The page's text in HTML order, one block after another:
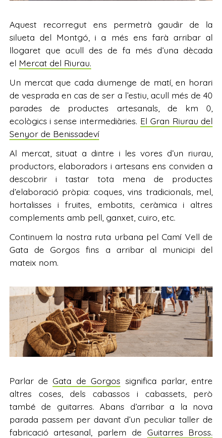
Aquest recorregut ens permetrà gaudir de la
silueta del Montgó, i a més ens farà arribar al
llogaret que acull des de fa més d’una dècada
el Mercat del Riurau.
Un mercat que cada diumenge de matí, en horari
de vesprada en cas de ser a l’estiu, acull més de 40
parades de productes artesanals, de km 0,
ecològics i sense intermediàries. El Gran Riurau del
Senyor de Benissadeví
Al mercat, situat a dintre i les vores d’un riurau,
productors, elaboradors i artesans ens conviden a
descobrir i tastar tota mena de productes
d’elaboració pròpia: coques, vins tradicionals, mel,
hortalisses i fruites, embotits, ceràmica i altres
complements amb pell, ganxet, cuiro, etc.
Continuem la nostra ruta urbana pel Camí Vell de
Gata de Gorgos fins a arribar al municipi del
mateix nom.
Parlar de Gata de Gorgos significa parlar, entre
altres coses, dels cabassos i cabassets, però
també de guitarres. Abans d’arribar a la nova
parada passem per davant d’un peculiar taller de
fabricació artesanal, parlem de Guitarres Bross.